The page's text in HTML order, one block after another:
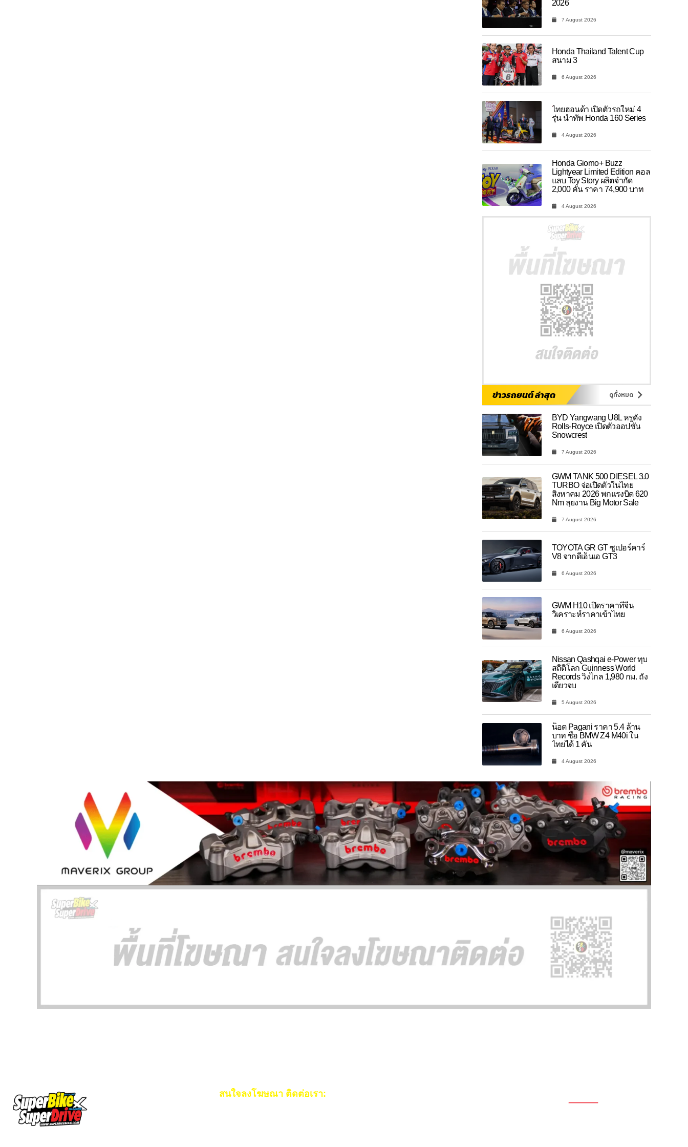
2026
7 August 2026
Honda Thailand Talent Cup
สนาม 3
6 August 2026
ไทยฮอนด้า เปิดตัวรถใหม่ 4
รุ่น นำทัพ Honda 160 Series
4 August 2026
Honda Giorno+ Buzz
Lightyear Limited Edition คอล
แลบ Toy Story ผลิตจำกัด
2,000 คัน ราคา 74,900 บาท
4 August 2026
ข่าวรถยนต์ ล่าสุด ดูทั้งหมด
BYD Yangwang U8L หรูดั่ง
Rolls-Royce เปิดตัวออปชัน
Snowcrest
7 August 2026
GWM TANK 500 DIESEL 3.0
TURBO จ่อเปิดตัวในไทย
สิงหาคม 2026 พกแรงบิด 620
Nm ลุยงาน Big Motor Sale
7 August 2026
TOYOTA GR GT ซูเปอร์คาร์
V8 จากดีเอ็นเอ GT3
6 August 2026
GWM H10 เปิดราคาที่จีน
วิเคราะห์ราคาเข้าไทย
6 August 2026
Nissan Qashqai e-Power ทุบ
สถิติโลก Guinness World
Records วิ่งไกล 1,980 กม. ถัง
เดียวจบ
5 August 2026
น็อต Pagani ราคา 5.4 ล้าน
บาท ซื้อ BMW Z4 M40i ใน
ไทยได้ 1 คัน
4 August 2026
สนใจลงโฆษณา ติดต่อเรา: